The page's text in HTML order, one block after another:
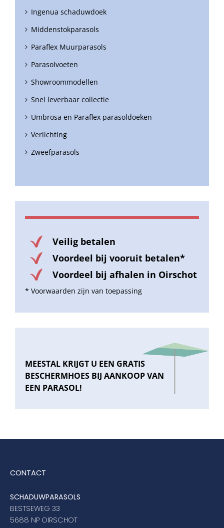
Ingenua schaduwdoek
Middenstokparasols
Paraflex Muurparasols
Parasolvoeten
Showroommodellen
Snel leverbaar collectie
Umbrosa en Paraflex parasoldoeken
Verlichting
Zweefparasols
Veilig betalen
Voordeel bij vooruit betalen*
Voordeel bij afhalen in Oirschot
* Voorwaarden zijn van toepassing
MEESTAL KRIJGT U EEN GRATIS
BESCHERMHOES BIJ AANKOOP VAN
EEN PARASOL!
CONTACT
SCHADUWPARASOLS
BESTSEWEG 33
5688 NP OIRSCHOT